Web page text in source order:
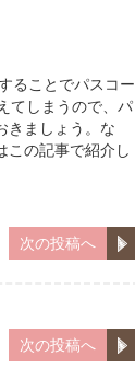
ることでパスコー
てしまうので、パ
きましょう。な
この記事で紹介し
次の投稿へ
次の投稿へ